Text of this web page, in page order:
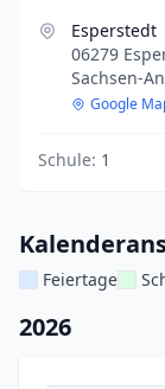
Esperstedt
06279
Sachsen-
Google
Schule: 1
Feiertage
2026